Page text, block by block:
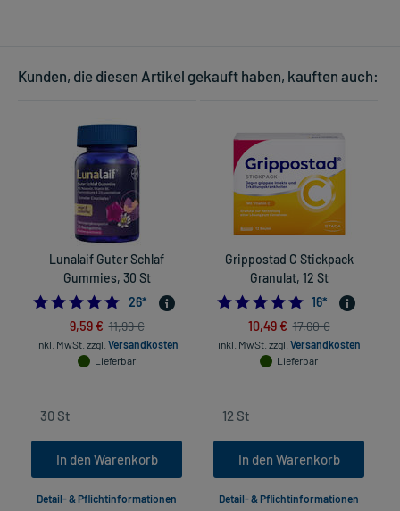
Kunden, die diesen Artikel gekauft haben, kauften auch:
Lunalaif Guter Schlaf
Gummies, 30 St
5.0
26*
9,59 € 11,99 €
inkl. MwSt. zzgl. Versandkosten
Lieferbar
In den Warenkorb
Detail- & Pflichtinformationen
Grippostad C Stickpack
Granulat, 12 St
5.0
16*
10,49 € 17,60 €
inkl. MwSt. zzgl. Versandkosten
Lieferbar
In den Warenkorb
Detail- & Pflichtinformationen